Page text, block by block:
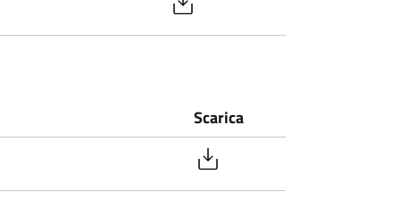
Scarica